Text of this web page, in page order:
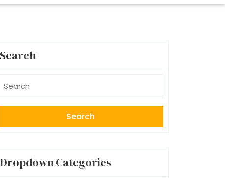
Search
for:
Dropdown Categories